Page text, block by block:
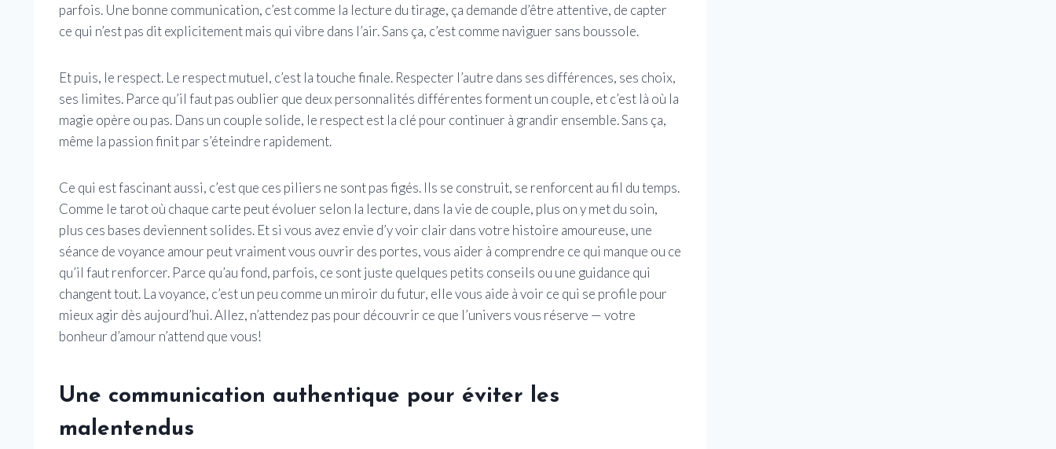
parfois. Une bonne communication, c’est comme la lecture du tirage, ça demande d’être attentive, de capter
ce qui n’est pas dit explicitement mais qui vibre dans l’air. Sans ça, c’est comme naviguer sans boussole.
Et puis, le respect. Le respect mutuel, c’est la touche finale. Respecter l’autre dans ses différences, ses choix,
ses limites. Parce qu’il faut pas oublier que deux personnalités différentes forment un couple, et c’est là où la
magie opère ou pas. Dans un couple solide, le respect est la clé pour continuer à grandir ensemble. Sans ça,
même la passion finit par s’éteindre rapidement.
Ce qui est fascinant aussi, c’est que ces piliers ne sont pas figés. Ils se construit, se renforcent au fil du temps.
Comme le tarot où chaque carte peut évoluer selon la lecture, dans la vie de couple, plus on y met du soin,
plus ces bases deviennent solides. Et si vous avez envie d’y voir clair dans votre histoire amoureuse, une
séance de voyance amour peut vraiment vous ouvrir des portes, vous aider à comprendre ce qui manque ou ce
qu’il faut renforcer. Parce qu’au fond, parfois, ce sont juste quelques petits conseils ou une guidance qui
changent tout. La voyance, c’est un peu comme un miroir du futur, elle vous aide à voir ce qui se profile pour
mieux agir dès aujourd’hui. Allez, n’attendez pas pour découvrir ce que l’univers vous réserve — votre
bonheur d’amour n’attend que vous!
Une communication authentique pour éviter les
malentendus